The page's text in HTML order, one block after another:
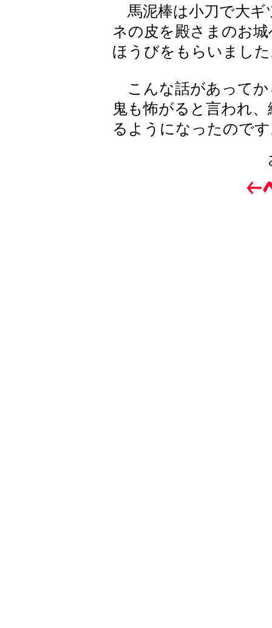
馬泥棒は小刀で大ギ
ネの皮を殿さまのお
ほうびをもらいまし
こんな話があってか
鬼も怖がると言われ
るようになったので